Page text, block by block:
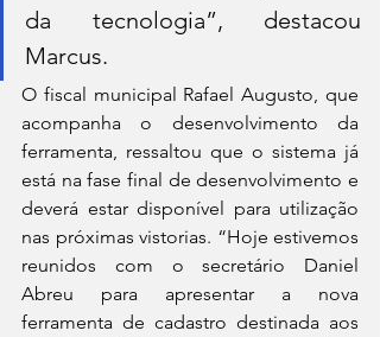
da tecnologia”, destacou
Marcus.
O fiscal municipal Rafael Augusto, que
acompanha o desenvolvimento da
ferramenta, ressaltou que o sistema já
está na fase final de desenvolvimento e
deverá estar disponível para utilização
nas próximas vistorias. “Hoje estivemos
reunidos com o secretário Daniel
Abreu para apresentar a nova
ferramenta de cadastro destinada aos